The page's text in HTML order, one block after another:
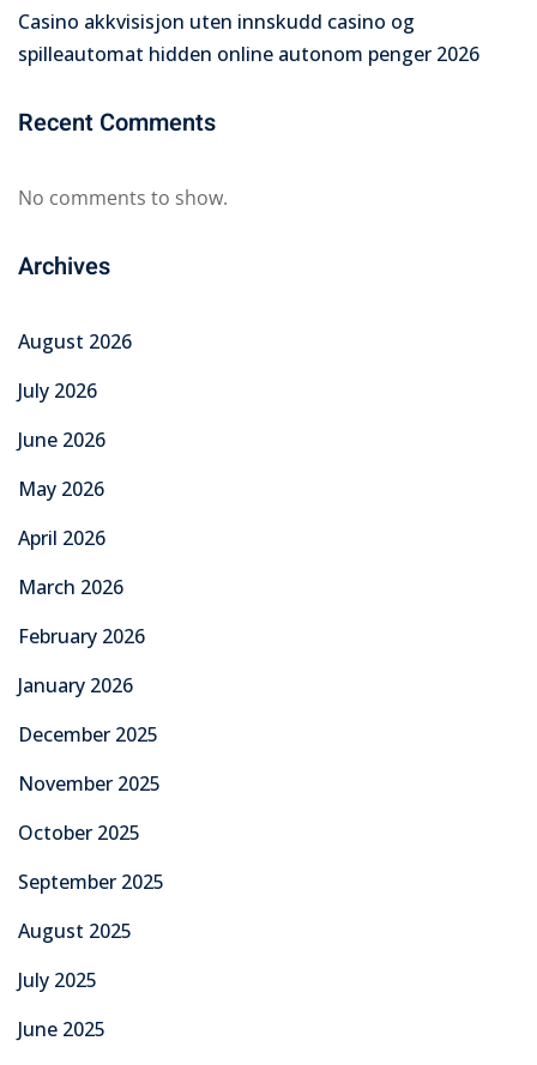
Casino akkvisisjon uten innskudd casino og
spilleautomat hidden online autonom penger 2026
Recent Comments
No comments to show.
Archives
August 2026
July 2026
June 2026
May 2026
April 2026
March 2026
February 2026
January 2026
December 2025
November 2025
October 2025
September 2025
August 2025
July 2025
June 2025